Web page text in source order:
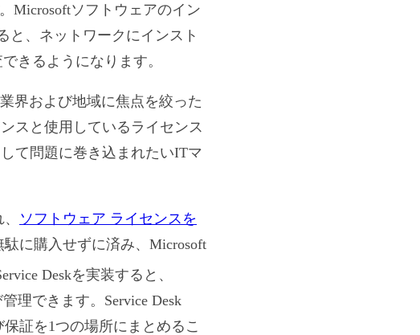
Microsoftソフトウェアのイン
と、ネットワークにインスト
きるようになります。
界および地域に焦点を絞った
スと使用しているライセンス
て問題に巻き込まれたいITマ
ソフトウェア ライセンスを
に購入せずに済み、Microsoft
Deskを実装すると、
理できます。Service Desk
証を1つの場所にまとめるこ